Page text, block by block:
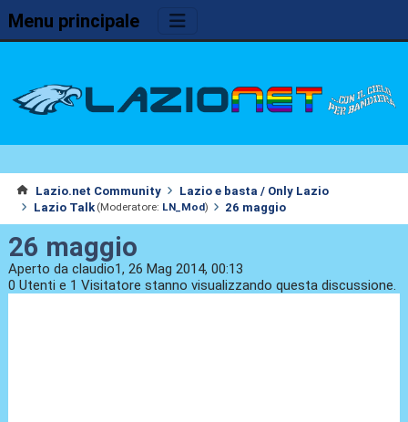
Menu principale
Lazio.net Community
Lazio e basta / Only Lazio
Lazio Talk (Moderatore: LN_Mod) 26 maggio
26 maggio
Aperto da claudio1, 26 Mag 2014, 00:13
0 Utenti e 1 Visitatore stanno visualizzando questa discussione.